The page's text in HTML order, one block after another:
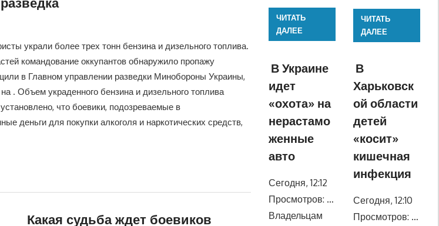
украли более трех тонн бензина и дизельного топлива.
командование оккупантов обнаружило пропажу
в Главном управлении разведки Минобороны Украины,
. Объем украденного бензина и дизельного топлива
что боевики, подозреваемые в
деньги для покупки алкоголя и наркотических средств,
Какая судьба ждет боевиков
ЧИТАТЬ
ДАЛЕЕ
ЧИТАТЬ
ДАЛЕЕ
В Украине
идет
«охота» на
нерастамо
женные
авто
Сегодня, 12:12
Просмотров: …
Владельцам
В
Харьковск
ой области
детей
«косит»
кишечная
инфекция
Сегодня, 12:10
Просмотров: …